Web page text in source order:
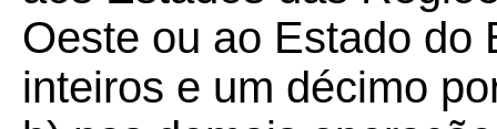
Oeste ou ao Estado do
inteiros e um décimo